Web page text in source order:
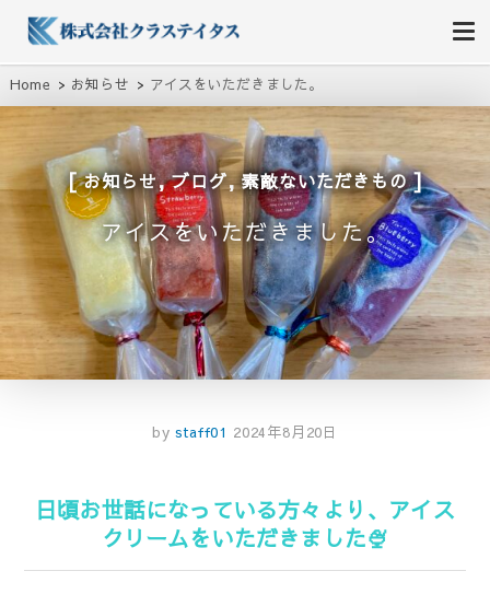
株式会社クラステイタス
地域のコミュニティーを大切にする企業
Home お知らせ アイスをいただきました。
お知らせ,ブログ,素敵ないただきもの
アイスをいただきました。
by staff01 2024年8月20日
日頃お世話になっている方々より、アイス
クリームをいただきました🍨